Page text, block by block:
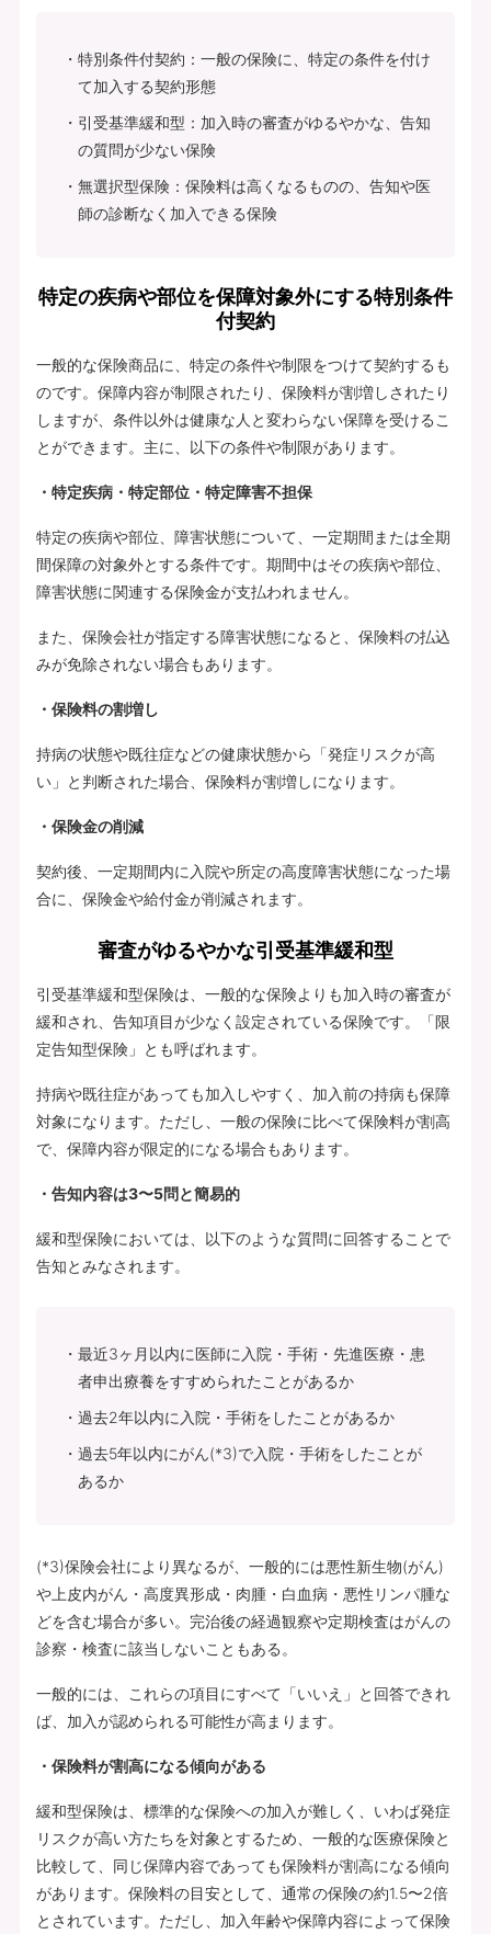
特別条件付契約：一般の保険に、特定の条件を付け
て加入する契約形態
引受基準緩和型：加入時の審査がゆるやかな、告知
の質問が少ない保険
無選択型保険：保険料は高くなるものの、告知や医
師の診断なく加入できる保険
特定の疾病や部位を保障対象外にする特別条件
付契約
一般的な保険商品に、特定の条件や制限をつけて契約するも
のです。保障内容が制限されたり、保険料が割増しされたり
しますが、条件以外は健康な人と変わらない保障を受けるこ
とができます。主に、以下の条件や制限があります。
・特定疾病・特定部位・特定障害不担保
特定の疾病や部位、障害状態について、一定期間または全期
間保障の対象外とする条件です。期間中はその疾病や部位、
障害状態に関連する保険金が支払われません。
また、保険会社が指定する障害状態になると、保険料の払込
みが免除されない場合もあります。
・保険料の割増し
持病の状態や既往症などの健康状態から「発症リスクが高
い」と判断された場合、保険料が割増しになります。
・保険金の削減
契約後、一定期間内に入院や所定の高度障害状態になった場
合に、保険金や給付金が削減されます。
審査がゆるやかな引受基準緩和型
引受基準緩和型保険は、一般的な保険よりも加入時の審査が
緩和され、告知項目が少なく設定されている保険です。「限
定告知型保険」とも呼ばれます。
持病や既往症があっても加入しやすく、加入前の持病も保障
対象になります。ただし、一般の保険に比べて保険料が割高
で、保障内容が限定的になる場合もあります。
・告知内容は3〜5問と簡易的
緩和型保険においては、以下のような質問に回答することで
告知とみなされます。
最近3ヶ月以内に医師に入院・手術・先進医療・患
者申出療養をすすめられたことがあるか
過去2年以内に入院・手術をしたことがあるか
過去5年以内にがん(*3)で入院・手術をしたことが
あるか
(*3)保険会社により異なるが、一般的には悪性新生物(がん)
や上皮内がん・高度異形成・肉腫・白血病・悪性リンパ腫な
どを含む場合が多い。完治後の経過観察や定期検査はがんの
診察・検査に該当しないこともある。
一般的には、これらの項目にすべて「いいえ」と回答できれ
ば、加入が認められる可能性が高まります。
・保険料が割高になる傾向がある
緩和型保険は、標準的な保険への加入が難しく、いわば発症
リスクが高い方たちを対象とするため、一般的な医療保険と
比較して、同じ保障内容であっても保険料が割高になる傾向
があります。保険料の目安として、通常の保険の約1.5〜2倍
とされています。ただし、加入年齢や保障内容によって保険